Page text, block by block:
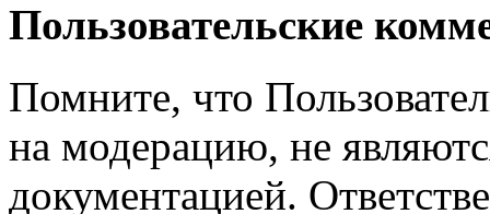
Пользовательские
Помните, что
на модерацию, не
документацией.